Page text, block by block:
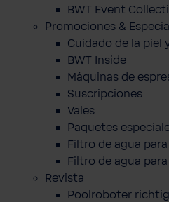
BWT Event
Promociones &
Cuidado de la piel
BWT Inside
Máquinas de
Suscripciones
Vales
Paquetes
Filtro de agua
Filtro de agua
Revista
Poolroboter